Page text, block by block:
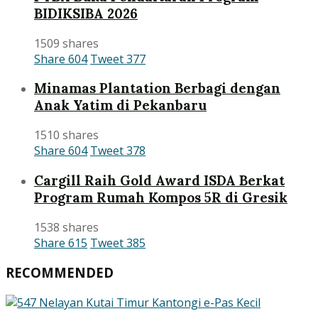
BIDIKSIBA 2026
1509 shares
Share 604 Tweet377
Minamas Plantation Berbagi dengan
Anak Yatim di Pekanbaru
1510 shares
Share 604 Tweet378
Cargill Raih Gold Award ISDA Berkat
Program Rumah Kompos 5R di Gresik
1538 shares
Share 615 Tweet385
RECOMMENDED